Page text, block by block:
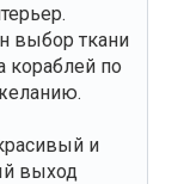
выбор ткани
кораблей по
и
выход